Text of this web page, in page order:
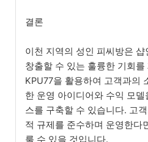
결론
이천 지역의 성인 피씨방은
창출할 수 있는 훌륭한 기회
KPU77을 활용하여 고객과의
한 운영 아이디어와 수익 모
스를 구축할 수 있습니다. 고
적 규제를 준수하며 운영한다
룰 수 있을 것입니다.